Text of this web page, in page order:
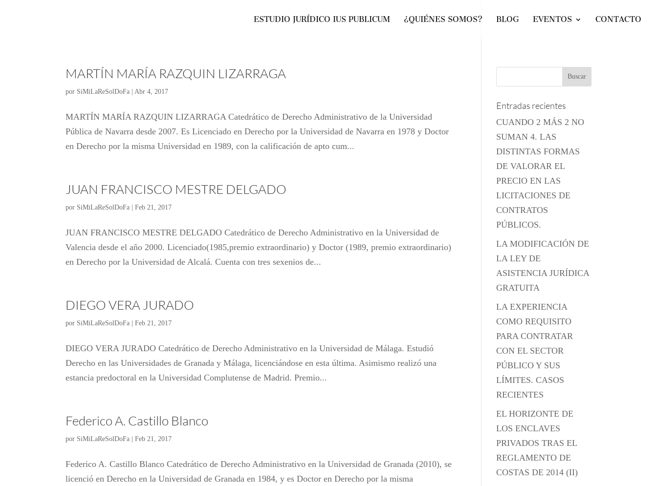
ESTUDIO JURÍDICO IUS PUBLICUM ¿QUIÉNES SOMOS? BLOG EVENTOS CONTACTO
MARTÍN MARÍA RAZQUIN LIZARRAGA
por SiMiLaReSolDoFa |Abr 4, 2017
MARTÍN MARÍA RAZQUIN LIZARRAGA Catedrático de Derecho Administrativo de la Universidad
Pública de Navarra desde 2007. Es Licenciado en Derecho por la Universidad de Navarra en 1978 y Doctor
en Derecho por la misma Universidad en 1989, con la calificación de apto cum...
JUAN FRANCISCO MESTRE DELGADO
por SiMiLaReSolDoFa |Feb 21, 2017
JUAN FRANCISCO MESTRE DELGADO Catedrático de Derecho Administrativo en la Universidad de
Valencia desde el año 2000. Licenciado(1985,premio extraordinario) y Doctor (1989, premio extraordinario)
en Derecho por la Universidad de Alcalá. Cuenta con tres sexenios de...
DIEGO VERA JURADO
por SiMiLaReSolDoFa |Feb 21, 2017
DIEGO VERA JURADO Catedrático de Derecho Administrativo en la Universidad de Málaga. Estudió
Derecho en las Universidades de Granada y Málaga, licenciándose en esta última. Asimismo realizó una
estancia predoctoral en la Universidad Complutense de Madrid. Premio...
Federico A. Castillo Blanco
por SiMiLaReSolDoFa |Feb 21, 2017
Federico A. Castillo Blanco Catedrático de Derecho Administrativo en la Universidad de Granada (2010), se
licenció en Derecho en la Universidad de Granada en 1984, y es Doctor en Derecho por la misma
Entradas recientes
CUANDO 2 MÁS 2 NO
SUMAN 4. LAS
DISTINTAS FORMAS
DE VALORAR EL
PRECIO EN LAS
LICITACIONES DE
CONTRATOS
PÚBLICOS.
LA MODIFICACIÓN DE
LA LEY DE
ASISTENCIA JURÍDICA
GRATUITA
LA EXPERIENCIA
COMO REQUISITO
PARA CONTRATAR
CON EL SECTOR
PÚBLICO Y SUS
LÍMITES. CASOS
RECIENTES
EL HORIZONTE DE
LOS ENCLAVES
PRIVADOS TRAS EL
REGLAMENTO DE
COSTAS DE 2014 (II)